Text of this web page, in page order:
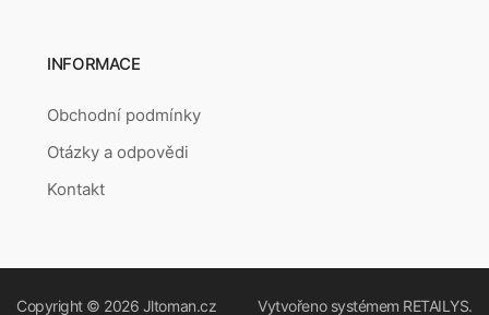
INFORMACE
Obchodní podmínky
Otázky a odpovědi
Kontakt
Copyright © 2026 Jltoman.cz Vytvořeno systémem RETAILYS.